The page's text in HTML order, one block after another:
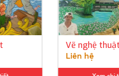
Vẽ nghệ thuật
Liên hệ